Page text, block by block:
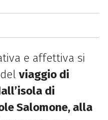
e affettiva si
viaggio di
di
Salomone, alla